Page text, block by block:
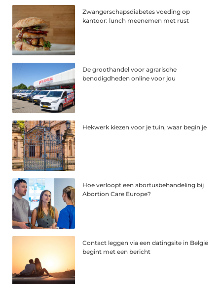
Zwangerschapsdiabetes voeding op
kantoor: lunch meenemen met rust
De groothandel voor agrarische
benodigdheden online voor jou
Hekwerk kiezen voor je tuin, waar begin je
Hoe verloopt een abortusbehandeling bij
Abortion Care Europe?
Contact leggen via een datingsite in België
begint met een bericht